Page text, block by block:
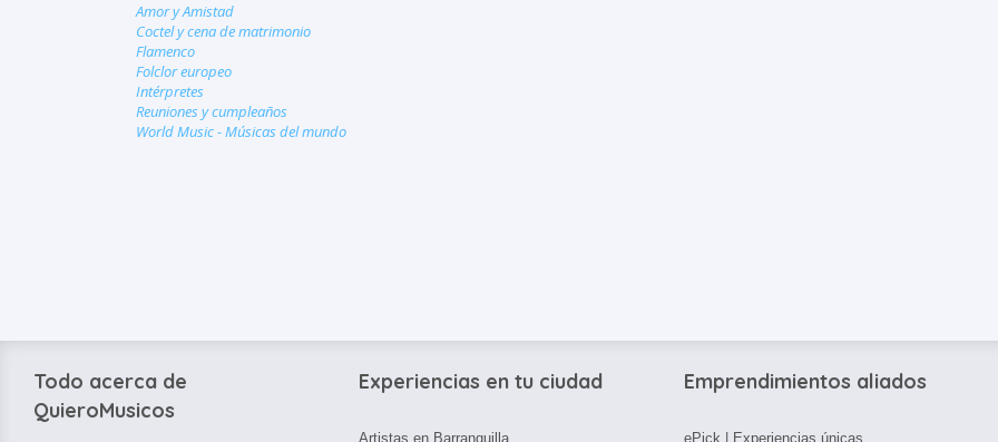
Amor y Amistad
Coctel y cena de matrimonio
Flamenco
Folclor europeo
Intérpretes
Reuniones y cumpleaños
World Music - Músicas del mundo
Todo acerca de
QuieroMusicos
Experiencias en tu ciudad
Artistas en Barranquilla
Emprendimientos aliados
ePick | Experiencias únicas